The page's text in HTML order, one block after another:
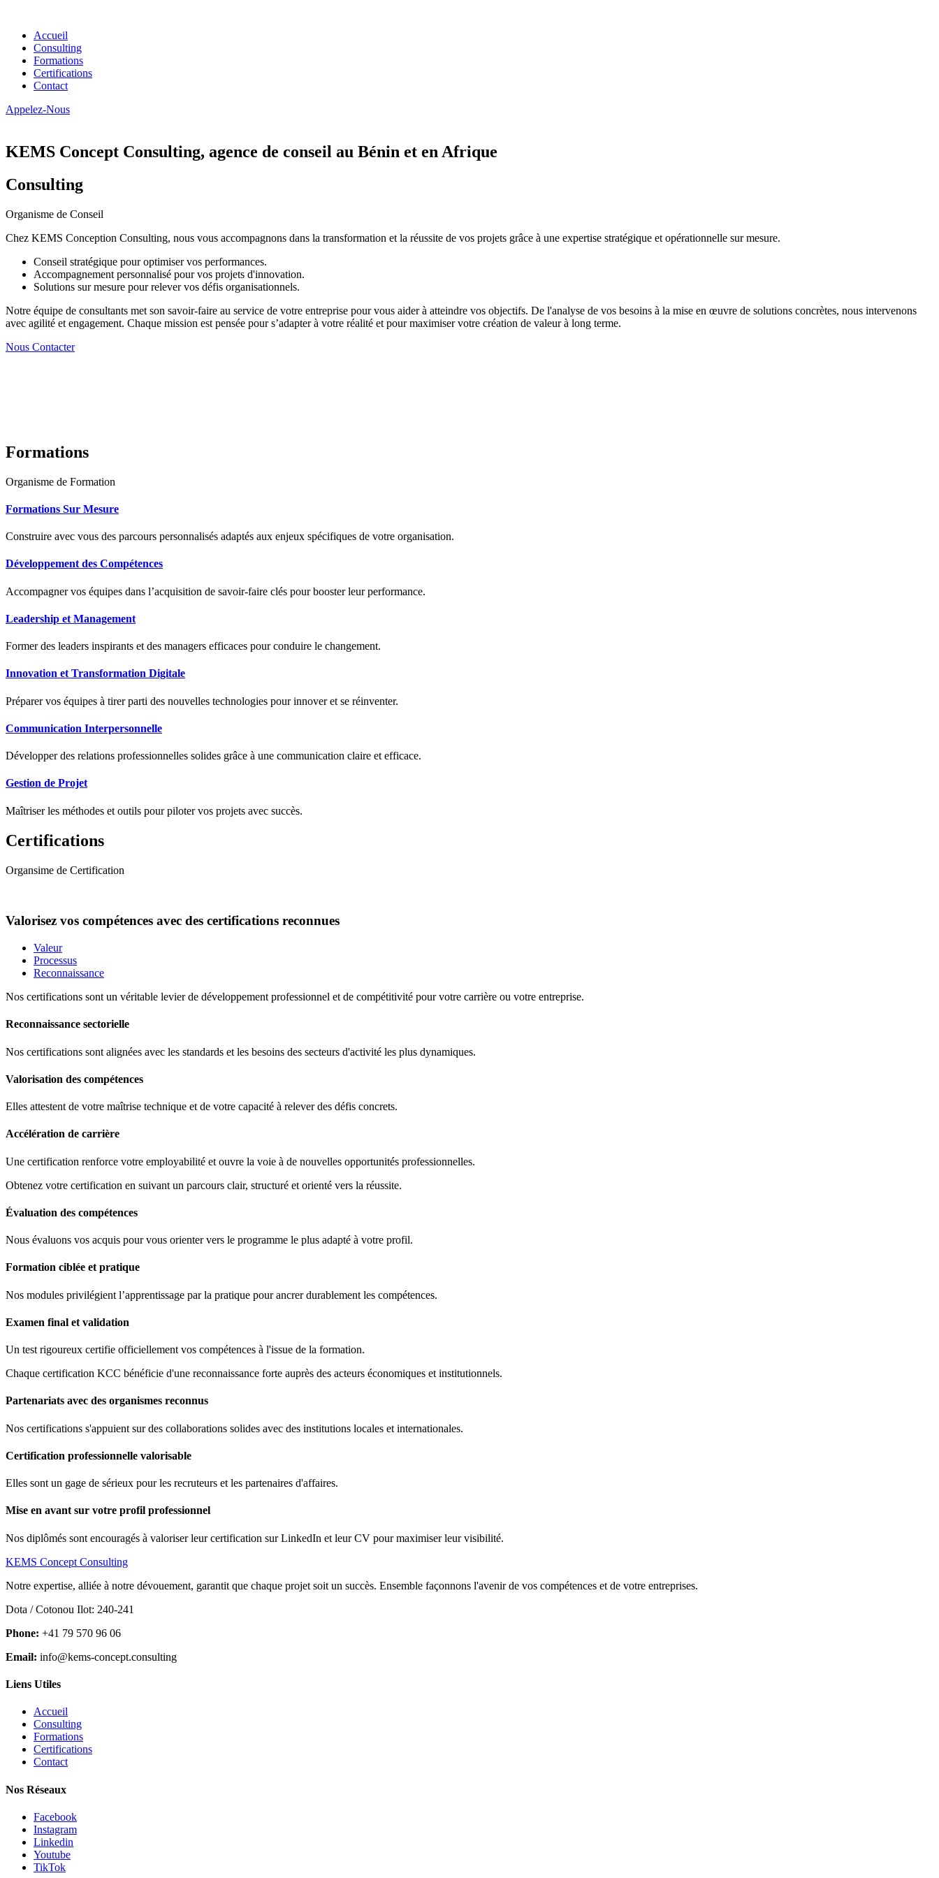
Accueil
Consulting
Formations
Certifications
Contact
Appelez-Nous
KEMS Concept Consulting, agence de conseil au Bénin et en Afrique
Consulting
Organisme de Conseil
Chez KEMS Conception Consulting, nous vous accompagnons dans la transformation et la réussite de vos projets grâce à une expertise stratégique et opérationnelle sur mesure.
Conseil stratégique pour optimiser vos performances.
Accompagnement personnalisé pour vos projets d'innovation.
Solutions sur mesure pour relever vos défis organisationnels.
Notre équipe de consultants met son savoir-faire au service de votre entreprise pour vous aider à atteindre vos objectifs. De l'analyse de vos besoins à la mise en œuvre de solutions concrètes, nous intervenons
avec agilité et engagement. Chaque mission est pensée pour s’adapter à votre réalité et pour maximiser votre création de valeur à long terme.
Nous Contacter
Formations
Organisme de Formation
Formations Sur Mesure
Construire avec vous des parcours personnalisés adaptés aux enjeux spécifiques de votre organisation.
Développement des Compétences
Accompagner vos équipes dans l’acquisition de savoir-faire clés pour booster leur performance.
Leadership et Management
Former des leaders inspirants et des managers efficaces pour conduire le changement.
Innovation et Transformation Digitale
Préparer vos équipes à tirer parti des nouvelles technologies pour innover et se réinventer.
Communication Interpersonnelle
Développer des relations professionnelles solides grâce à une communication claire et efficace.
Gestion de Projet
Maîtriser les méthodes et outils pour piloter vos projets avec succès.
Certifications
Organsime de Certification
Valorisez vos compétences avec des certifications reconnues
Valeur
Processus
Reconnaissance
Nos certifications sont un véritable levier de développement professionnel et de compétitivité pour votre carrière ou votre entreprise.
Reconnaissance sectorielle
Nos certifications sont alignées avec les standards et les besoins des secteurs d'activité les plus dynamiques.
Valorisation des compétences
Elles attestent de votre maîtrise technique et de votre capacité à relever des défis concrets.
Accélération de carrière
Une certification renforce votre employabilité et ouvre la voie à de nouvelles opportunités professionnelles.
Obtenez votre certification en suivant un parcours clair, structuré et orienté vers la réussite.
Évaluation des compétences
Nous évaluons vos acquis pour vous orienter vers le programme le plus adapté à votre profil.
Formation ciblée et pratique
Nos modules privilégient l’apprentissage par la pratique pour ancrer durablement les compétences.
Examen final et validation
Un test rigoureux certifie officiellement vos compétences à l'issue de la formation.
Chaque certification KCC bénéficie d'une reconnaissance forte auprès des acteurs économiques et institutionnels.
Partenariats avec des organismes reconnus
Nos certifications s'appuient sur des collaborations solides avec des institutions locales et internationales.
Certification professionnelle valorisable
Elles sont un gage de sérieux pour les recruteurs et les partenaires d'affaires.
Mise en avant sur votre profil professionnel
Nos diplômés sont encouragés à valoriser leur certification sur LinkedIn et leur CV pour maximiser leur visibilité.
KEMS Concept Consulting
Notre expertise, alliée à notre dévouement, garantit que chaque projet soit un succès. Ensemble façonnons l'avenir de vos compétences et de votre entreprises.
Dota / Cotonou Ilot: 240-241
Phone: +41 79 570 96 06
Email: info@kems-concept.consulting
Liens Utiles
Accueil
Consulting
Formations
Certifications
Contact
Nos Réseaux
Facebook
Instagram
Linkedin
Youtube
TikTok